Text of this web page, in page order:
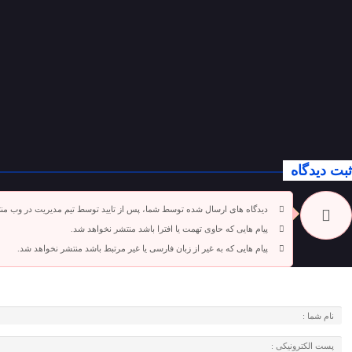
ثبت دیدگاه
دیدگاه های ارسال شده توسط شما، پس از تایید توسط تیم مدیریت در وب
پیام هایی که حاوی تهمت یا افترا باشد منتشر نخواهد شد.
پیام هایی که به غیر از زبان فارسی یا غیر مرتبط باشد منتشر نخواهد شد.